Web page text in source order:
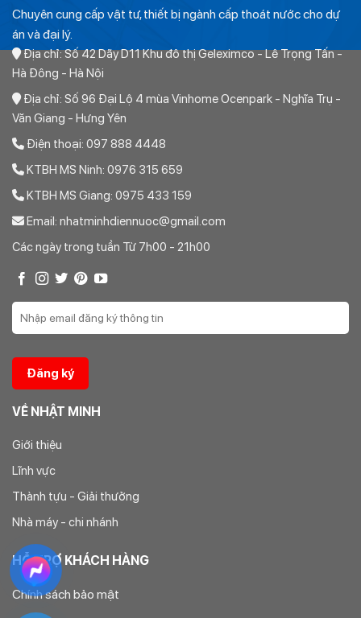
Chuyên cung cấp vật tư, thiết bị ngành cấp thoát nước cho dự
án và đại lý.
Địa chỉ: Số 42 Dãy D11 Khu đô thị Geleximco - Lê Trọng Tấn -
Hà Đông - Hà Nội
Địa chỉ: Số 96 Đại Lộ 4 mùa Vinhome Ocenpark - Nghĩa Trụ -
Văn Giang - Hưng Yên
Điện thoại: 097 888 4448
KTBH MS Ninh: 0976 315 659
KTBH MS Giang: 0975 433 159
Email: nhatminhdiennuoc@gmail.com
Các ngày trong tuần Từ 7h00 - 21h00
VỀ NHẬT MINH
Giới thiệu
Lĩnh vực
Thành tựu - Giải thưởng
Nhà máy - chi nhánh
HỖ TRỢ KHÁCH HÀNG
Chính sách bảo mật